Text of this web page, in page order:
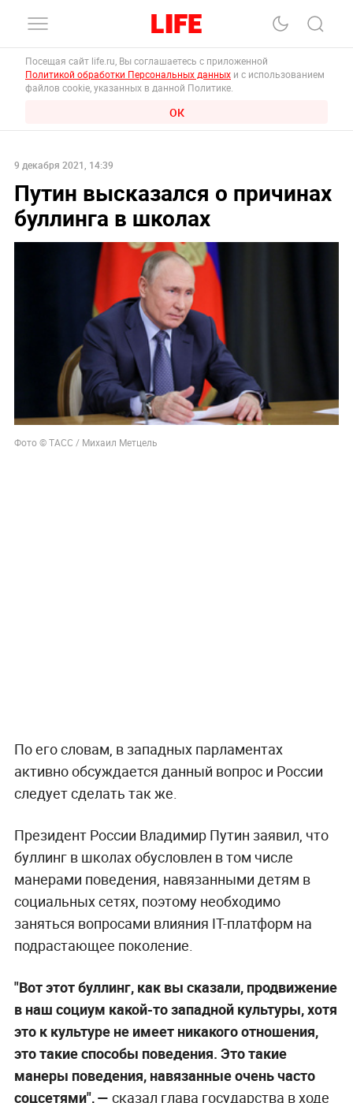
Посещая сайт life.ru, Вы соглашаетесь с приложенной
Политикой обработки Персональных данных и с использованием
файлов cookie, указанных в данной Политике.
ОК
9 декабря 2021, 14:39
Путин высказался о причинах
буллинга в школах
Фото © ТАСС / Михаил Метцель
По его словам, в западных парламентах
активно обсуждается данный вопрос и России
следует сделать так же.
Президент России Владимир Путин заявил, что
буллинг в школах обусловлен в том числе
манерами поведения, навязанными детям в
социальных сетях, поэтому необходимо
заняться вопросами влияния IT-платформ на
подрастающее поколение.
"Вот этот буллинг, как вы сказали, продвижение
в наш социум какой-то западной культуры, хотя
это к культуре не имеет никакого отношения,
это такие способы поведения. Это такие
манеры поведения, навязанные очень часто
соцсетями", — сказал глава государства в ходе